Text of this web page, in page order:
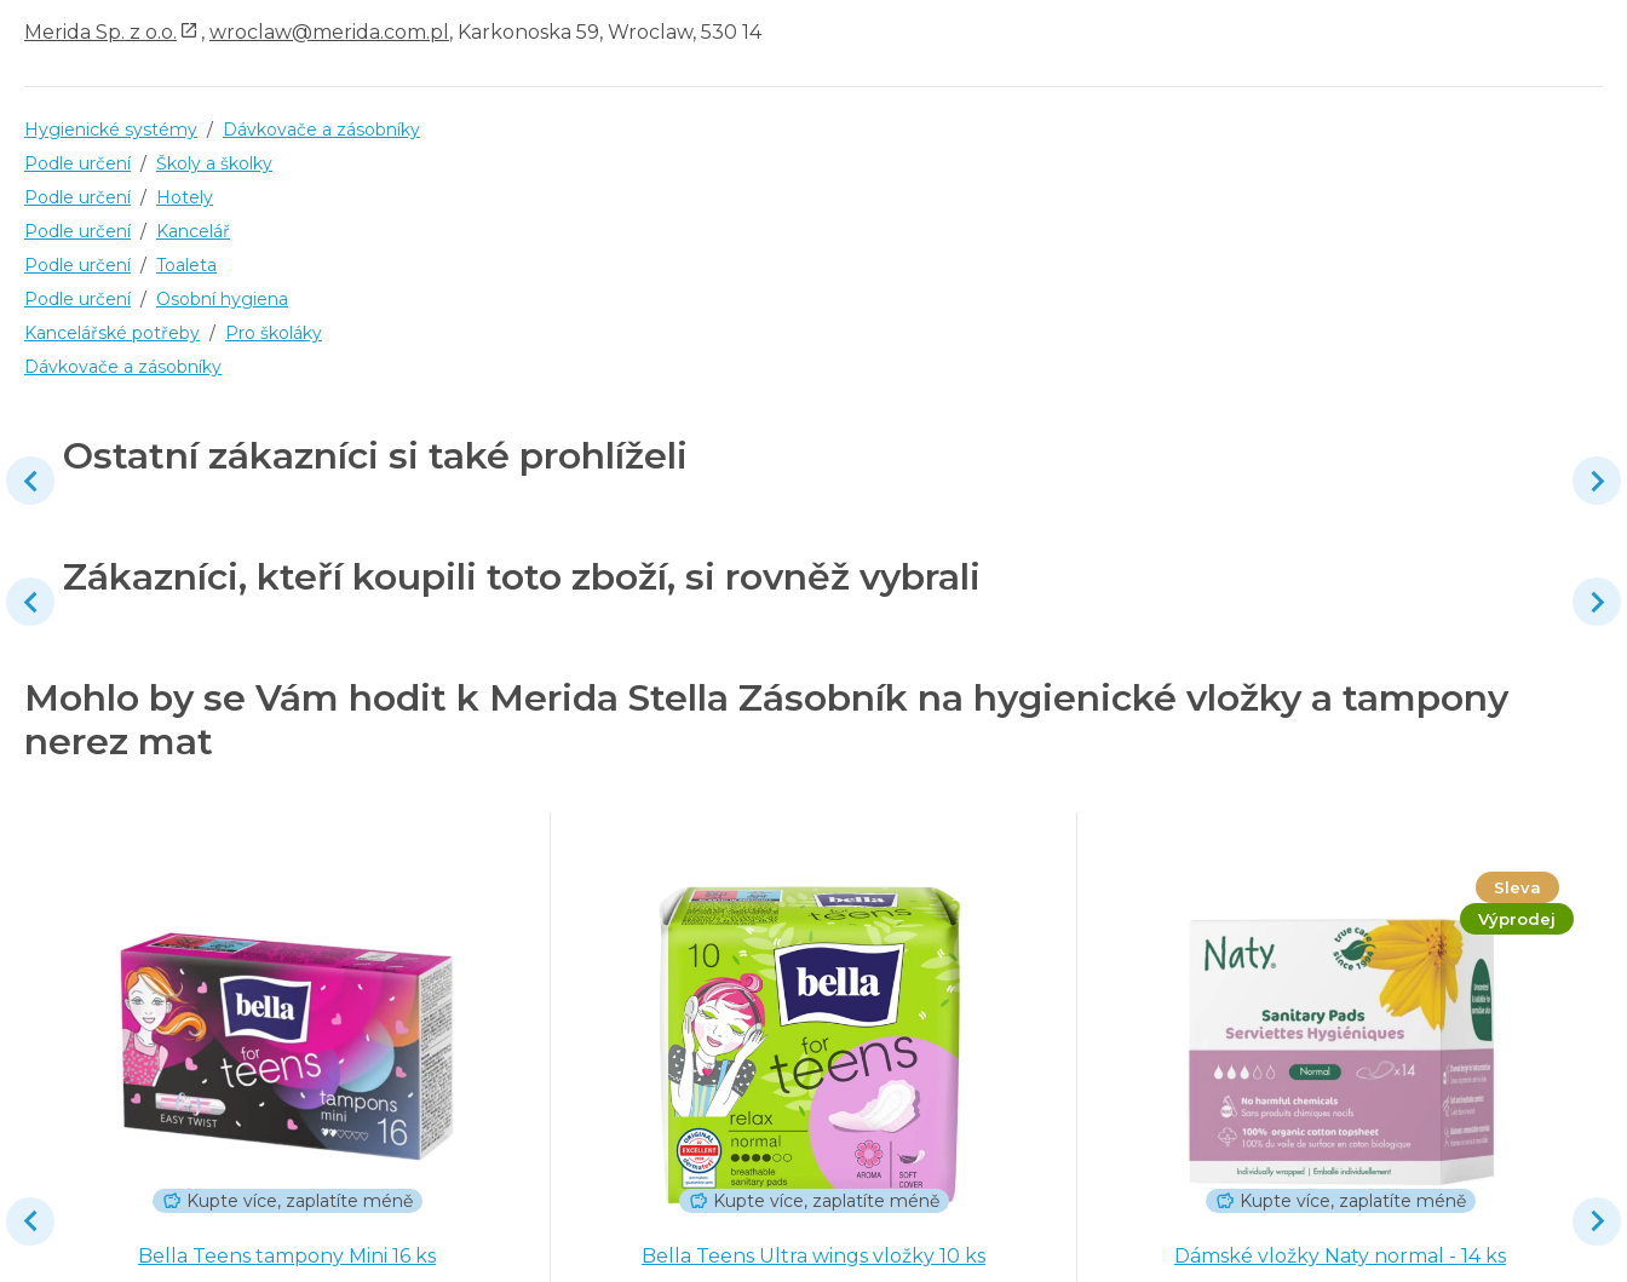
Merida Sp. z o.o. , wroclaw@merida.com.pl , Karkonoska 59, Wroclaw, 530 14
Hygienické systémy / Dávkovače a zásobníky
Podle určení / Školy a školky
Podle určení / Hotely
Podle určení / Kancelář
Podle určení / Toaleta
Podle určení / Osobní hygiena
Kancelářské potřeby / Pro školáky
Dávkovače a zásobníky
Ostatní zákazníci si také prohlíželi
Zákazníci, kteří koupili toto zboží, si rovněž vybrali
Mohlo by se Vám hodit k Merida Stella Zásobník na hygienické vložky a tampony
nerez mat
Kupte více, zaplatíte méně
Bella Teens tampony Mini 16 ks
Kupte více, zaplatíte méně
Bella Teens Ultra wings vložky 10 ks
Sleva
Výprodej
Kupte více, zaplatíte méně
Dámské vložky Naty normal - 14 ks